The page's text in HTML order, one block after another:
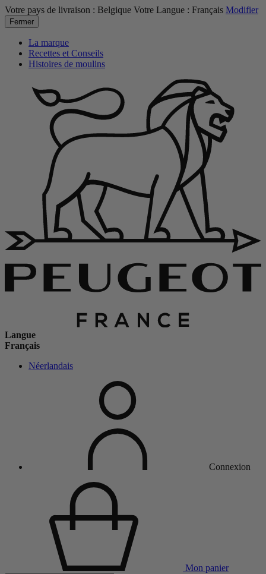
Votre pays de livraison : Belgique Votre Langue : Français Modifier
Fermer
La marque
Recettes et Conseils
Histoires de moulins
Langue
Français
Néerlandais
Connexion
Mon panier